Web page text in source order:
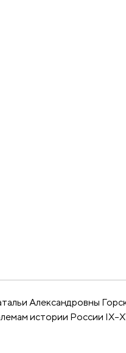
Александровны
истории России